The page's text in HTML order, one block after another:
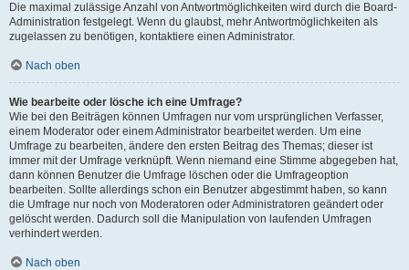
Die maximal zulässige Anzahl von Antwortmöglichkeiten wird durch die Board-
Administration festgelegt. Wenn du glaubst, mehr Antwortmöglichkeiten als
zugelassen zu benötigen, kontaktiere einen Administrator.
Nach oben
Wie bearbeite oder lösche ich eine Umfrage?
Wie bei den Beiträgen können Umfragen nur vom ursprünglichen Verfasser,
einem Moderator oder einem Administrator bearbeitet werden. Um eine
Umfrage zu bearbeiten, ändere den ersten Beitrag des Themas; dieser ist
immer mit der Umfrage verknüpft. Wenn niemand eine Stimme abgegeben hat,
dann können Benutzer die Umfrage löschen oder die Umfrageoption
bearbeiten. Sollte allerdings schon ein Benutzer abgestimmt haben, so kann
die Umfrage nur noch von Moderatoren oder Administratoren geändert oder
gelöscht werden. Dadurch soll die Manipulation von laufenden Umfragen
verhindert werden.
Nach oben